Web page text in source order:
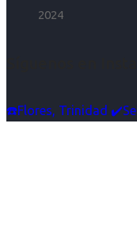
2024
☎️Flores, Trinidad